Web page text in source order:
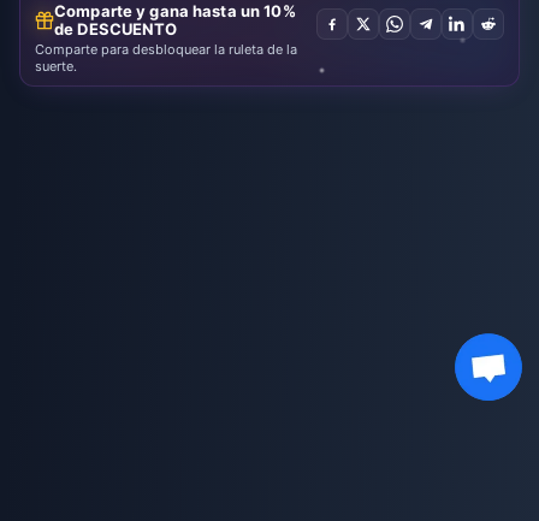
Comparte y gana hasta un 10%
de DESCUENTO
Comparte para desbloquear la ruleta de la
suerte.